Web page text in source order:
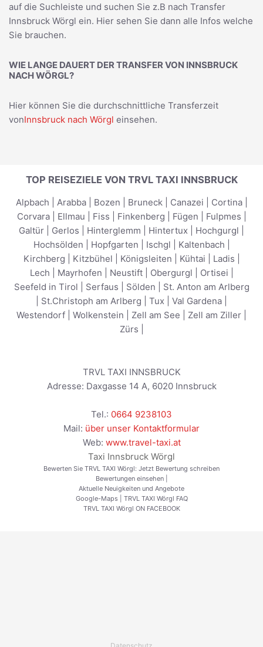
auf die Suchleiste und suchen Sie z.B nach Transfer
Innsbruck Wörgl ein. Hier sehen Sie dann alle Infos welche
Sie brauchen.
WIE LANGE DAUERT DER TRANSFER VON INNSBRUCK
NACH WÖRGL?
Hier können Sie die durchschnittliche Transferzeit
vonInnsbruck nach Wörgl einsehen.
TOP REISEZIELE VON TRVL TAXI INNSBRUCK
Alpbach Arabba| Bozen Bruneck Canazei Cortina|
Corvara| Ellmau Fiss Finkenberg Fügen Fulpmes
Galtür
Gerlos Hinterglemm Hintertux Hochgurgl
Hochsölden
Hopfgarten Ischgl Kaltenbach
Kirchberg
Kitzbühel Königsleiten Kühtai Ladis
Lech
Mayrhofen Neustift| Obergurgl Ortisei
Seefeld in Tirol
Serfaus Sölden
St. Anton am Arlberg
St.Christoph am Arlberg Tux Val Gardena
Westendorf
Wolkenstein Zell am See Zell am Ziller
Zürs
TRVL TAXI INNSBRUCK
Adresse: Daxgasse 14 A, 6020 Innsbruck
Tel.: 0664 9238103
Mail: über unser Kontaktformular
Web: www.travel-taxi.at
Taxi Innsbruck Wörgl
Bewerten Sie TRVL TAXI Wörgl: Jetzt Bewertung schreiben
Bewertungen einsehen|
Aktuelle Neuigkeiten und Angebote
Google-Maps
TRVL TAXI Wörgl FAQ
TRVL TAXI Wörgl ON FACEBOOK